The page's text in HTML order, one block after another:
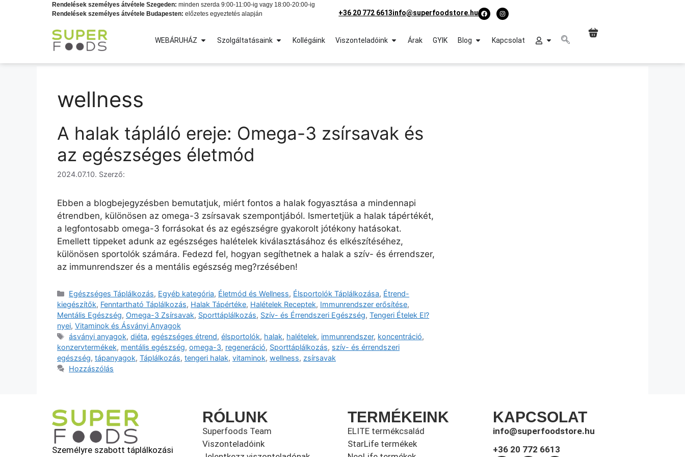
Rendelések személyes átvétele Szegeden: minden szerda 9:00-11:00-ig vagy 18:00-20:00-ig
Rendelések személyes átvétele Budapesten: előzetes egyeztetés alapján +36 20 772 6613info@superfoodstore.hu
WEBÁRUHÁZ Szolgáltatásaink Kollégáink Viszonteladóink Árak GYIK Blog Kapcsolat
wellness
A halak tápláló ereje: Omega-3 zsírsavak és
az egészséges életmód
2024.07.10. Szerző:
Ebben a blogbejegyzésben bemutatjuk, miért fontos a halak fogyasztása a mindennapi
étrendben, különösen az omega-3 zsírsavak szempontjából. Ismertetjük a halak tápértékét,
a legfontosabb omega-3 forrásokat és az egészségre gyakorolt jótékony hatásokat.
Emellett tippeket adunk az egészséges halételek kiválasztásához és elkészítéséhez,
különösen sportolók számára. Fedezd fel, hogyan segíthetnek a halak a szív- és érrendszer,
az immunrendszer és a mentális egészség meg?rzésében!
Egészséges Táplálkozás, Egyéb kategória, Életmód és Wellness, Élsportolók Táplálkozása, Étrend-
kiegészítők, Fenntartható Táplálkozás, Halak Tápértéke, Halételek Receptek, Immunrendszer erősítése,
Mentális Egészség, Omega-3 Zsírsavak, Sporttáplálkozás, Szív- és Érrendszeri Egészség, Tengeri Ételek El?
nyei, Vitaminok és Ásványi Anyagok
ásványi anyagok,diéta,egészséges étrend,élsportolók, halak, halételek, immunrendszer, koncentráció,
konzervtermékek, mentális egészség, omega-3, regeneráció, Sporttáplálkozás, szív- és érrendszeri
egészség, tápanyagok, Táplálkozás, tengeri halak, vitaminok, wellness, zsírsavak
Hozzászólás
Személyre szabott táplálkozási
RÓLUNK
Superfoods Team
Viszonteladóink
TERMÉKEINK
ELITE termékcsalád
StarLife termékek
KAPCSOLAT
info@superfoodstore.hu
+36 20 772 6613